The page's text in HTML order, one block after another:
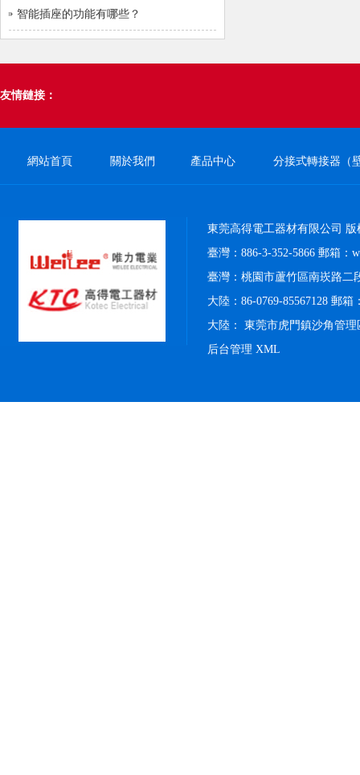
智能插座的功能有哪些？
友情鏈接：
網站首頁 關於我們 產品中心 分接式轉接器（
東莞高得電工器材有限公司
臺灣：886-3-352-5866 郵箱：
臺灣：桃園市蘆竹區南崁路二
大陸：86-0769-85567128 郵箱
大陸： 東莞市虎門鎮沙角管理
后台管理 XML